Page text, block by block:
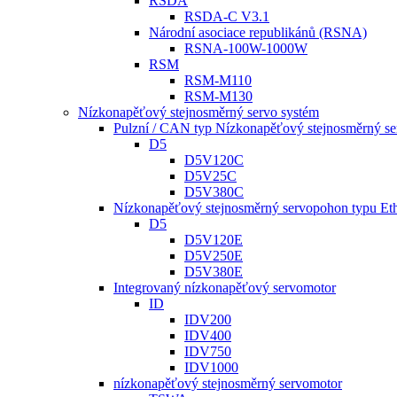
RSDA-C V3.1
Národní asociace republikánů (RSNA)
RSNA-100W-1000W
RSM
RSM-M110
RSM-M130
Nízkonapěťový stejnosměrný servo systém
Pulzní / CAN typ Nízkonapěťový stejnosměrný
D5
D5V120C
D5V25C
D5V380C
Nízkonapěťový stejnosměrný servopohon typu
D5
D5V120E
D5V250E
D5V380E
Integrovaný nízkonapěťový servomotor
ID
IDV200
IDV400
IDV750
IDV1000
nízkonapěťový stejnosměrný servomotor